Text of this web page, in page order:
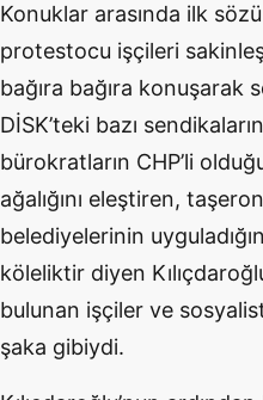
Konuklar arasında ilk
protestocu işçileri
bağıra bağıra konuşarak
DİSK’teki bazı
bürokratların CHP’li
ağalığını eleştiren,
belediyelerinin
köleliktir diyen
bulunan işçiler ve
şaka gibiydi.